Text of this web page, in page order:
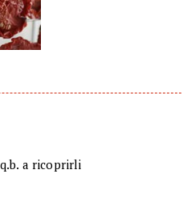
a ricoprirli